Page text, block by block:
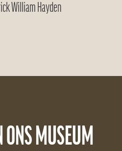
William Hayden
MUSEUM